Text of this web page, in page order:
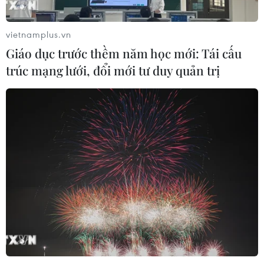
Hạn hán nghiêm trọng đe dọa "huyết
17 giờ ngày 7/8, mở cửa tràn xả mặt
điều tiết hồ chứa thủy điện Lai Châu
07/08/2026 07:28
Xem thêm
vietnamplus.vn
Giáo dục trước thềm năm học mới: Tái cấu
trúc mạng lưới, đổi mới tư duy quản trị